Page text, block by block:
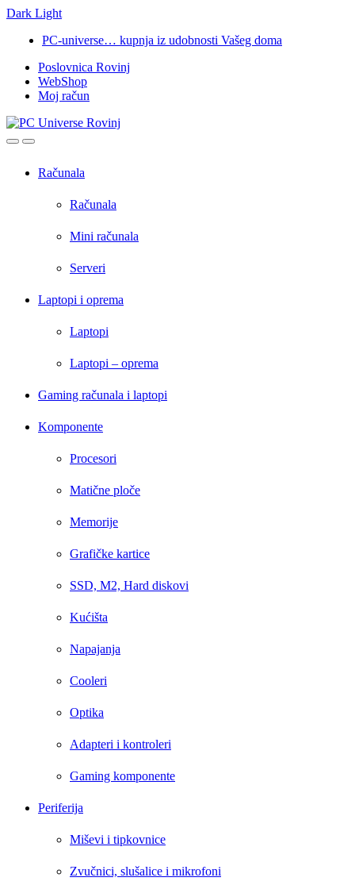
Dark Light
navigation
content
PC-universe… kupnja iz udobnosti Vašeg doma
Poslovnica Rovinj
WebShop
Moj račun
OpenClose
Računala
Računala
Mini računala
Serveri
Laptopi i oprema
Laptopi
Laptopi – oprema
Gaming računala i laptopi
Komponente
Procesori
Matične ploče
Memorije
Grafičke kartice
SSD, M2, Hard diskovi
Kućišta
Napajanja
Cooleri
Optika
Adapteri i kontroleri
Gaming komponente
Periferija
Miševi i tipkovnice
Zvučnici, slušalice i mikrofoni